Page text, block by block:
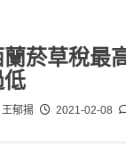
菸草稅最
郁揚 2021-02-08